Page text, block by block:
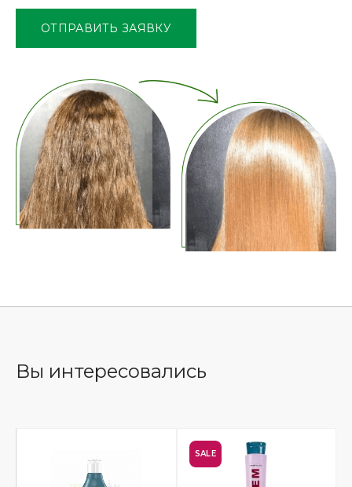
поле
пустым.
ОТПРАВИТЬ ЗАЯВКУ
Вы интересовались
SALE